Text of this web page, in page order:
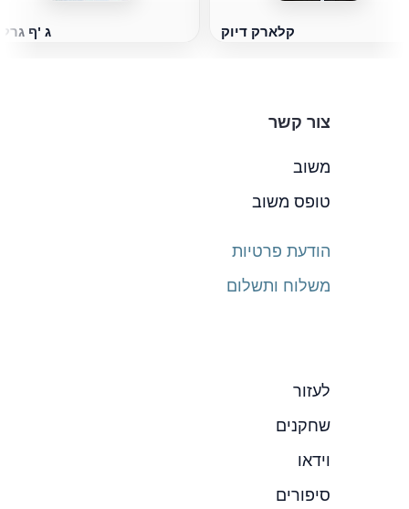
ג 'ף קלארק דיוק
צור קשר
משוב
טופס משוב
הודעת פרטיות
משלוח ותשלום
לעזור
שחקנים
וידאו
סיפורים